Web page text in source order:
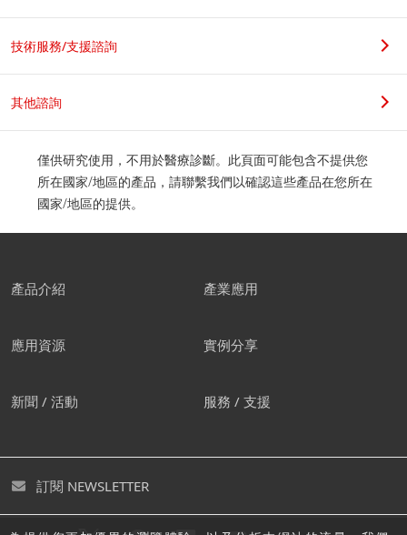
技術服務/支援諮詢
其他諮詢
僅供研究使用，不用於醫療診斷。此頁面可能包含不提供您
所在國家/地區的產品，請聯繫我們以確認這些產品在您所在
國家/地區的提供。
產品介紹 產業應用
應用資源 實例分享
新聞 / 活動 服務 / 支援
訂閱 NEWSLETTER